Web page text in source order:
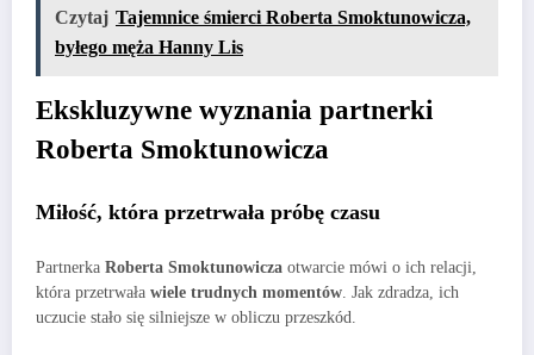
Czytaj Tajemnice śmierci Roberta Smoktunowicza,
byłego męża Hanny Lis
Ekskluzywne wyznania partnerki
Roberta Smoktunowicza
Miłość, która przetrwała próbę czasu
Partnerka Roberta Smoktunowicza otwarcie mówi o ich relacji,
która przetrwała wiele trudnych momentów. Jak zdradza, ich
uczucie stało się silniejsze w obliczu przeszkód.